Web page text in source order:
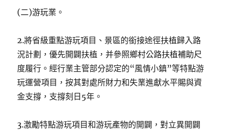
(二)游玩業。
2.將省級重點游玩項目、景區的銜接途徑扶植歸入路
況計劃，優先開闢扶植，并參照鄉村公路扶植補助尺
度履行。經行業主管部分認定的“風情小鎮”等特點游
玩運營項目，按其對處所財力和失業進獻水平賜與資
金支撐，支撐刻日5年。
3.激勵特點游玩項目和游玩產物的開闢，對立異開闢